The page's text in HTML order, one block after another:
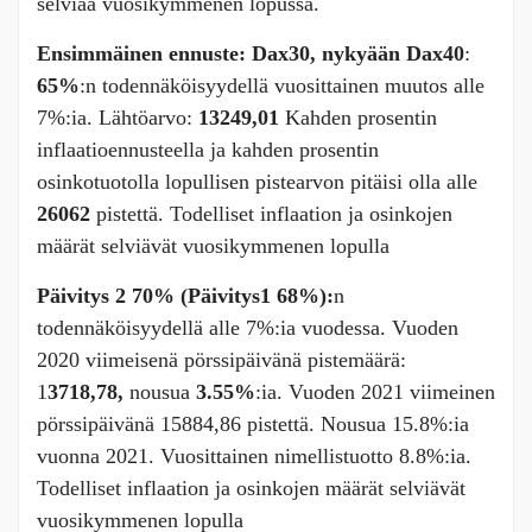
Ensimmäinen ennuste: Dax30, nykyään Dax40:
65%:n todennäköisyydellä vuosittainen muutos alle
7%:ia. Lähtöarvo: 13249,01 Kahden prosentin
inflaatioennusteella ja kahden prosentin
osinkotuotolla lopullisen pistearvon pitäisi olla alle
26062 pistettä. Todelliset inflaation ja osinkojen
määrät selviävät vuosikymmenen lopulla
Päivitys 2 70% (Päivitys1 68%):n
todennäköisyydellä alle 7%:ia vuodessa. Vuoden
2020 viimeisenä pörssipäivänä pistemäärä:
13718,78, nousua 3.55%:ia. Vuoden 2021 viimeinen
pörssipäivänä 15884,86 pistettä. Nousua 15.8%:ia
vuonna 2021. Vuosittainen nimellistuotto 8.8%:ia.
Todelliset inflaation ja osinkojen määrät selviävät
vuosikymmenen lopulla